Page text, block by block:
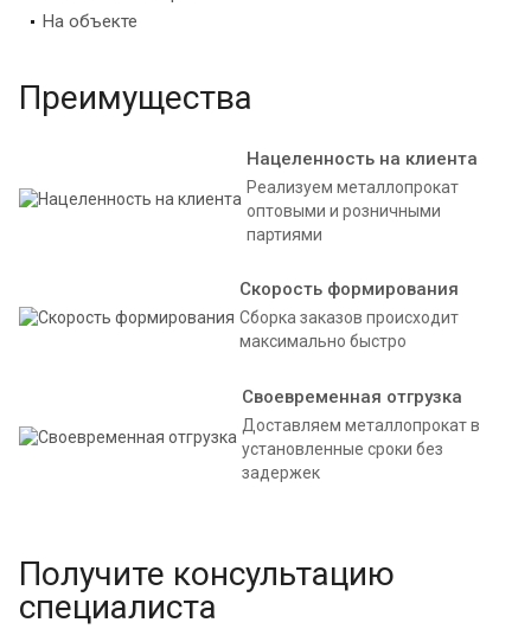
На объекте
Преимущества
Нацеленность на клиента
Реализуем металлопрокат
оптовыми и розничными
партиями
Скорость формирования
Сборка заказов происходит
максимально быстро
Своевременная отгрузка
Доставляем металлопрокат в
установленные сроки без
задержек
Получите консультацию
специалиста